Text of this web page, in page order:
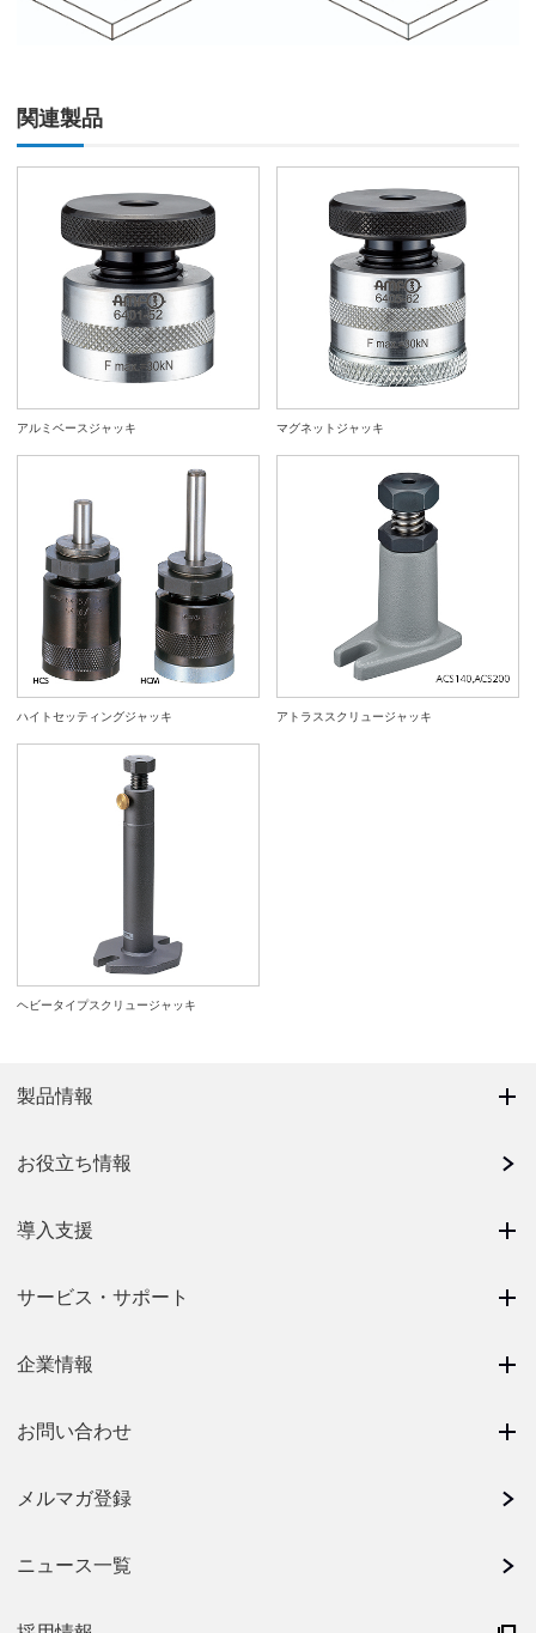
関連製品
アルミベースジャッキ マグネットジャッキ
ハイトセッティングジャッキ アトラススクリュージャッキ
ヘビータイプスクリュージャッキ
製品情報
お役立ち情報
導入支援
サービス・サポート
企業情報
お問い合わせ
メルマガ登録
ニュース一覧